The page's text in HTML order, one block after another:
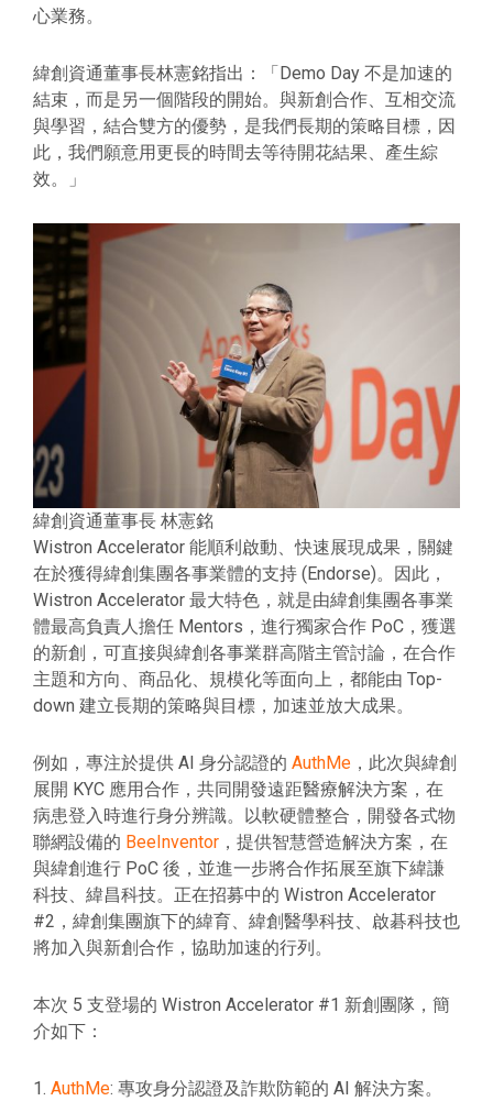
心業務。
緯創資通董事長林憲銘指出：「Demo Day 不是加速的
結束，而是另一個階段的開始。與新創合作、互相交流
與學習，結合雙方的優勢，是我們長期的策略目標，因
此，我們願意用更長的時間去等待開花結果、產生綜
效。」
緯創資通董事長 林憲銘
Wistron Accelerator 能順利啟動、快速展現成果，關鍵
在於獲得緯創集團各事業體的支持 (Endorse)。因此，
Wistron Accelerator 最大特色，就是由緯創集團各事業
體最高負責人擔任 Mentors，進行獨家合作 PoC，獲選
的新創，可直接與緯創各事業群高階主管討論，在合作
主題和方向、商品化、規模化等面向上，都能由 Top-
down 建立長期的策略與目標，加速並放大成果。
例如，專注於提供 AI 身分認證的 AuthMe ，此次與緯創
展開 KYC 應用合作，共同開發遠距醫療解決方案，在
病患登入時進行身分辨識。以軟硬體整合，開發各式物
聯網設備的 BeeInventor ，提供智慧營造解決方案，在
與緯創進行 PoC 後，並進一步將合作拓展至旗下緯謙
科技、緯昌科技。正在招募中的 Wistron Accelerator
#2，緯創集團旗下的緯育、緯創醫學科技、啟碁科技也
將加入與新創合作，協助加速的行列。
本次 5 支登場的 Wistron Accelerator #1 新創團隊，簡
介如下：
1. AuthMe: 專攻身分認證及詐欺防範的 AI 解決方案。